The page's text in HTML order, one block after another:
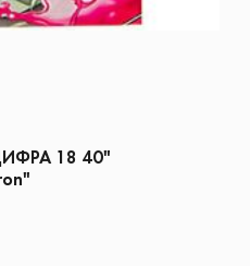
18 40"